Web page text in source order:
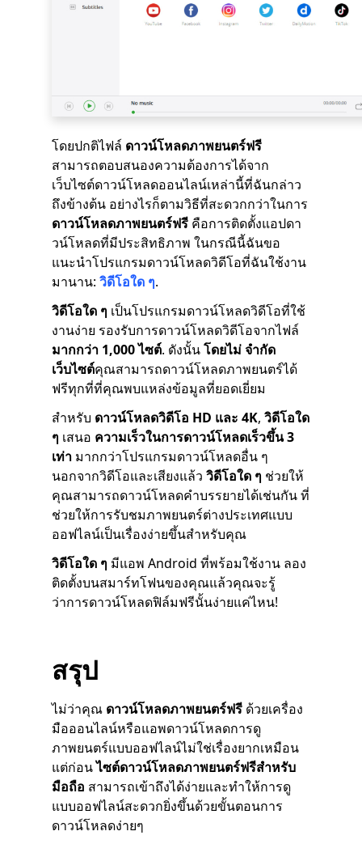
โดยปกติไฟล์ ดาวน์โหลดภาพยนตร์ฟรี
สามารถตอบสนองความต้องการได้จาก
เว็บไซต์ดาวน์โหลดออนไลน์เหล่านี้ที่ฉันกล่าว
ถึงข้างต้น อย่างไรก็ตามวิธีที่สะดวกกว่าในการ
ดาวน์โหลดภาพยนตร์ฟรี คือการติดตั้งแอปดา
วน์โหลดที่มีประสิทธิภาพ ในกรณีนี้ฉันขอ
แนะนำโปรแกรมดาวน์โหลดวิดีโอที่ฉันใช้งาน
มานาน: วิดีโอใด ๆ.
วิดีโอใด ๆ เป็นโปรแกรมดาวน์โหลดวิดีโอที่ใช้
งานง่าย รองรับการดาวน์โหลดวิดีโอจากไฟล์
มากกว่า 1,000 ไซต์. ดังนั้นโดยไม่ จำกัด
เว็บไซต์คุณสามารถดาวน์โหลดภาพยนตร์ได้
ฟรีทุกที่ที่คุณพบแหล่งข้อมูลที่ยอดเยี่ยม
สำหรับ ดาวน์โหลดวิดีโอ HD และ 4K, วิดีโอใด
ๆ เสนอ ความเร็วในการดาวน์โหลดเร็วขึ้น 3
เท่า มากกว่าโปรแกรมดาวน์โหลดอื่น ๆ
นอกจากวิดีโอและเสียงแล้ว วิดีโอใด ๆ ช่วยให้
คุณสามารถดาวน์โหลดคำบรรยายได้เช่นกัน ที่
ช่วยให้การรับชมภาพยนตร์ต่างประเทศแบบ
ออฟไลน์เป็นเรื่องง่ายขึ้นสำหรับคุณ
วิดีโอใด ๆ มีแอพ Android ที่พร้อมใช้งาน ลอง
ติดตั้งบนสมาร์ทโฟนของคุณแล้วคุณจะรู้
ว่าการดาวน์โหลดฟิล์มฟรีนั้นง่ายแค่ไหน!
สรุป
ไม่ว่าคุณ ดาวน์โหลดภาพยนตร์ฟรี ด้วยเครื่อง
มือออนไลน์หรือแอพดาวน์โหลดการดู
ภาพยนตร์แบบออฟไลน์ไม่ใช่เรื่องยากเหมือน
แต่ก่อนไซต์ดาวน์โหลดภาพยนตร์ฟรีสำหรับ
มือถือ สามารถเข้าถึงได้ง่ายและทำให้การดู
แบบออฟไลน์สะดวกยิ่งขึ้นด้วยขั้นตอนการ
ดาวน์โหลดง่ายๆ